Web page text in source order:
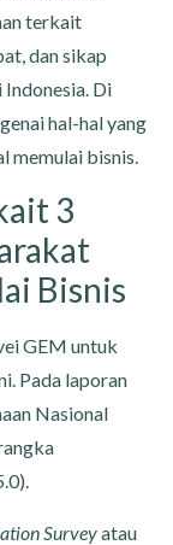
terkait
dan sikap
Di
hal-hal yang
memulai bisnis.
3
Bisnis
GEM untuk
Pada laporan
Nasional
Surveyatau